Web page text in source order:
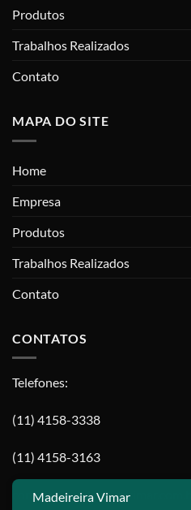
Produtos
Trabalhos Realizados
Contato
MAPA DO SITE
Home
Empresa
Produtos
Trabalhos Realizados
Contato
CONTATOS
Telefones:
(11) 4158-3338
(11) 4158-3163
contato@madeireiravimar.com.br
Madeireira Vimar